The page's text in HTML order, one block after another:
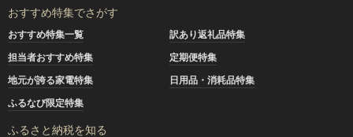
おすすめ特集でさがす
おすすめ特集一覧
訳あり返礼品特集
担当者おすすめ特集
定期便特集
地元が誇る家電特集
日用品・消耗品特集
ふるなび限定特集
ふるさと納税を知る